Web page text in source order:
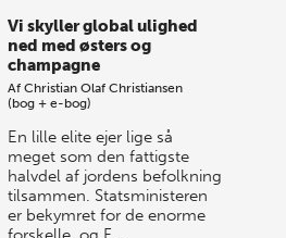
Vi skyller global ulighed
ned med østers og
champagne
AfChristian Olaf Christiansen
(bog + e-bog)
En lille elite ejer lige så
meget som den fattigste
halvdel af jordens befolkning
tilsammen. Statsministeren
er bekymret for de enorme